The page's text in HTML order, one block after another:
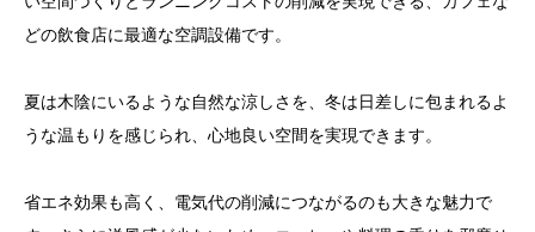
どの飲食店に最適な空調設備です。
夏は木陰にいるような自然な涼しさを、冬は日差しに包まれるよ
うな温もりを感じられ、心地良い空間を実現できます。
省エネ効果も高く、電気代の削減につながるのも大きな魅力で